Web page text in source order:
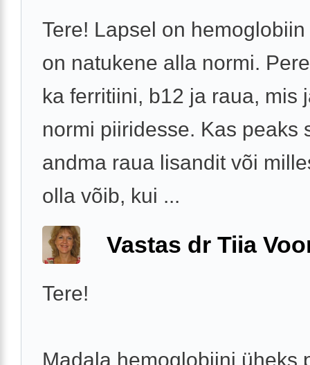
Tere! Lapsel on
on natukene alla normi.
ka ferritiini, b12 ja raua, mis
normi piiridesse. Kas peaks
andma raua lisandit või
olla võib, kui ...
Vastas dr Tiia
Tere!
Madala hemoglobiini üheks